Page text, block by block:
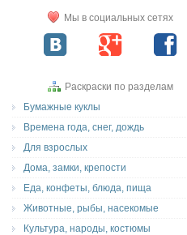
Мы в социальных сетях
Раскраски по разделам
Бумажные куклы
Времена года, снег, дождь
Для взрослых
Дома, замки, крепости
Еда, конфеты, блюда, пища
Животные, рыбы, насекомые
Культура, народы, костюмы